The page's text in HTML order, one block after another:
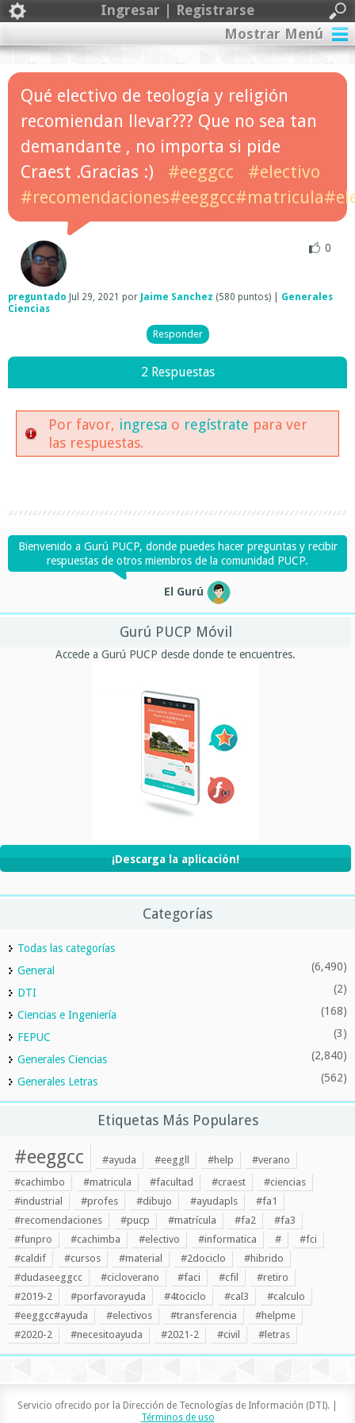
Ingresar | Registrarse
Mostrar Menú
Qué electivo de teología y religión
recomiendan llevar??? Que no sea tan
demandante , no importa si pide
Craest .Gracias :)
#eeggcc
#electivo
0
preguntado Jul 29, 2021 por Jaime Sanchez (580 puntos)
Generales
Ciencias
2 Respuestas
Por favor, ingresa o regístrate para ver
las respuestas.
Bienvenido a Gurú PUCP, donde puedes hacer preguntas y recibir
respuestas de otros miembros de la comunidad PUCP.
El Gurú
Gurú PUCP Móvil
Accede a Gurú PUCP desde donde te encuentres.
¡Descarga la aplicación!
Categorías
Todas las categorías
General
(6,490)
DTI (2)
Ciencias e Ingeniería (168)
FEPUC (3)
Generales Ciencias (2,840)
Generales Letras (562)
Etiquetas Más Populares
#eeggcc #ayuda #eeggll #help
#verano
#cachimbo
#matricula #facultad #craest
#ciencias
#industrial
#profes #dibujo #ayudapls
#fa1
#recomendaciones
#pucp #matrícula #fa2
#fa3
#funpro
#cachimba #electivo #informatica #
#fci
#caldif
#cursos #material #2dociclo
#hibrido
#dudaseeggcc
#cicloverano #faci #cfil
#retiro
#2019-2
#porfavorayuda #4tociclo #cal3
#calculo
#eeggcc#ayuda
#electivos #transferencia
#helpme
#2020-2
#necesitoayuda #2021-2 #civil #letras
Servicio ofrecido por la Dirección de Tecnologías de Información (DTI). |
Términos de uso